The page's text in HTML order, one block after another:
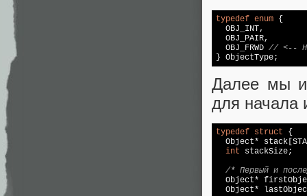
typedef enum {
  OBJ_INT,
  OBJ_PAIR,
  OBJ_FRWD
// <--
} ObjectType;
Далее мы
для начала
typedef struct {
  Object*
stack
int stackSize;
/* Первый и
Object*
Object*